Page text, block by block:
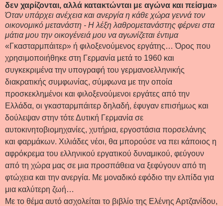
δεν χαρίζονται, αλλά κατακτώνται με αγώνα και πείσμα»
Όταν υπάρχει ανέχεια και ανεργία η κάθε χώρα γεννά τον
οικονομικό μετανάστη - Η λέξη λαθρομετανάστης φέρνει στα
μάτια μου την οικογένειά μου να αγωνίζεται έντιμα
«Γκασταρμπάιτερ» ή φιλοξενούμενος εργάτης… Όρος που
χρησιμοποιήθηκε στη Γερμανία μετά το 1960 και
συγκεκριμένα την υπογραφή του γερμανοελληνικής
διακρατικής συμφωνίας, σύμφωνα με την οποία
προσκεκλημένοι και φιλοξενούμενοι εργάτες από την
Ελλάδα, οι γκασταρμπάιτερ δηλαδή, έφυγαν επισήμως και
δούλεψαν στην τότε Δυτική Γερμανία σε
αυτοκινητοβιομηχανίες, χυτήρια, εργοστάσια πορσελάνης
και φαρμάκων. Χιλιάδες νέοι, θα μπορούσε να πει κάποιος η
αφρόκρεμα του ελληνικού εργατικού δυναμικού, φεύγουν
από τη χώρα μας σε μια προσπάθεια να ξεφύγουν από τη
φτώχεια και την ανεργία. Με μοναδικό εφόδιο την ελπίδα για
μια καλύτερη ζωή…
Με το θέμα αυτό ασχολείται το βιβλίο της Ελένης Αρτζανίδου,